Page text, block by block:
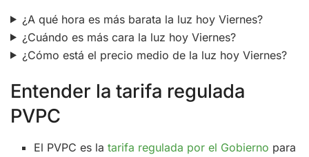
¿A qué hora es más barata la luz hoy Viernes?
¿Cuándo es más cara la luz hoy Viernes?
¿Cómo está el precio medio de la luz hoy Viernes?
Entender la tarifa regulada
PVPC
El PVPC es latarifa regulada por el Gobierno para